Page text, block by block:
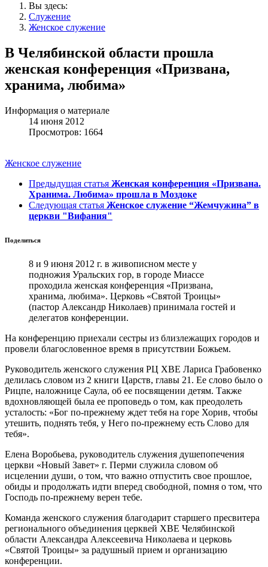
Вы здесь:
Служение
Женское служение
В Челябинской области прошла
женская конференция «Призвана,
хранима, любима»
Информация о материале
14 июня 2012
Просмотров: 1664
Женское служение
Предыдущая статья Женская конференция «Призвана.
Хранима. Любима» прошла в Моздоке
Следующая статья Женское служение “Жемчужина” в
церкви "Вифания"
Поделиться
8 и 9 июня 2012 г. в живописном месте у
подножия Уральских гор, в городе Миассе
проходила женская конференция «Призвана,
хранима, любима». Церковь «Святой Троицы»
(пастор Александр Николаев) принимала гостей и
делегатов конференции.
На конференцию приехали сестры из близлежащих городов и
провели благословенное время в присутствии Божьем.
Руководитель женского служения РЦ ХВЕ Лариса Грабовенко
делилась словом из 2 книги Царств, главы 21. Ее слово было о
Рицпе, наложнице Саула, об ее посвящении детям. Также
вдохновляющей была ее проповедь о том, как преодолеть
усталость: «Бог по-прежнему ждет тебя на горе Хорив, чтобы
утешить, поднять тебя, у Него по-прежнему есть Слово для
тебя».
Елена Воробьева, руководитель служения душепопечения
церкви «Новый Завет» г. Перми служила словом об
исцелении души, о том, что важно отпустить свое прошлое,
обиды и продолжать идти вперед свободной, помня о том, что
Господь по-прежнему верен тебе.
Команда женского служения благодарит старшего пресвитера
регионального объединения церквей ХВЕ Челябинской
области Александра Алексеевича Николаева и церковь
«Святой Троицы» за радушный прием и организацию
конференции.